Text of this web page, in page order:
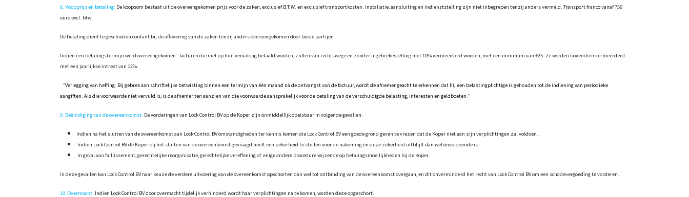
8. Koopprijs en betaling: De koopsom bestaat uit de overeengekomen prijs voor de zaken, exclusief B.T.W. en exclusief transportkosten. Installatie, aansluiting en indienststelling zijn niet inbegrepen tenzij anders vermeld. Transport franco vanaf 750
euro excl. btw
De betaling dient te geschieden contant bij de aflevering van de zaken tenzij anders overeengekomen door beide partijen.
Indien een betalingstermijn werd overeengekomen : facturen die niet op hun vervaldag betaald worden, zullen van rechtswege en zonder ingebrekestelling met 10% vermeerderd worden, met een minimum van €25. Ze worden bovendien vermeerderd
met een jaarlijkse intrest van 12%.
“Verlegging van heffing. Bij gebrek aan schriftelijke betwisting binnen een termijn van één maand na de ontvangst van de factuur, wordt de afnemer geacht te erkennen dat hij een belastingplichtige is gehouden tot de indiening van periodieke
aangiften. Als die voorwaarde niet vervuld is, is de afnemer ten aanzien van die voorwaarde aansprakelijk voor de betaling van de verschuldigde belasting, interesten en geldboeten.”
9. Beëindiging van de overeenkomst: De vorderingen van Lock Control BV op de Koper zijn onmiddellijk opeisbaar in volgende gevallen:
Indien na het sluiten van de overeenkomst aan Lock Control BV omstandigheden ter kennis komen die Lock Control BV een goede grond geven te vrezen dat de Koper niet aan zijn verplichtingen zal voldoen.
Indien Lock Control BV de Koper bij het sluiten van de overeenkomst gevraagd heeft een zekerheid te stellen voor de nakoming en deze zekerheid uitblijft dan wel onvoldoende is.
In geval van faillissement, gerechtelijke reorganisatie, gerechtelijke vereffening of enige andere procedure wijzende op betalingsmoeilijkheden bij de Koper.
In deze gevallen kan Lock Control BV naar keuze de verdere uitvoering van de overeenkomst opschorten dan wel tot ontbinding van de overeenkomst overgaan, en dit onverminderd het recht van Lock Control BV om een schadevergoeding te vorderen.
10. Overmacht: Indien Lock Control BV door overmacht tijdelijk verhinderd wordt haar verplichtingen na te komen, worden deze opgeschort.